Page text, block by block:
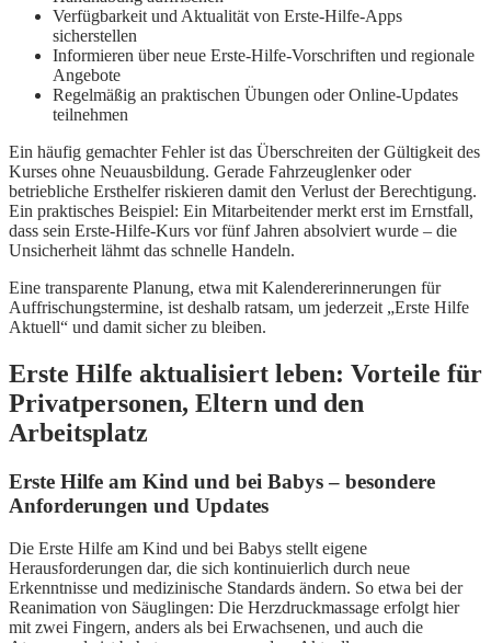
Verfügbarkeit und Aktualität von Erste-Hilfe-Apps
sicherstellen
Informieren über neue Erste-Hilfe-Vorschriften und regionale
Angebote
Regelmäßig an praktischen Übungen oder Online-Updates
teilnehmen
Ein häufig gemachter Fehler ist das Überschreiten der Gültigkeit des
Kurses ohne Neuausbildung. Gerade Fahrzeuglenker oder
betriebliche Ersthelfer riskieren damit den Verlust der Berechtigung.
Ein praktisches Beispiel: Ein Mitarbeitender merkt erst im Ernstfall,
dass sein Erste-Hilfe-Kurs vor fünf Jahren absolviert wurde – die
Unsicherheit lähmt das schnelle Handeln.
Eine transparente Planung, etwa mit Kalendererinnerungen für
Auffrischungstermine, ist deshalb ratsam, um jederzeit „Erste Hilfe
Aktuell“ und damit sicher zu bleiben.
Erste Hilfe aktualisiert leben: Vorteile für
Privatpersonen, Eltern und den
Arbeitsplatz
Erste Hilfe am Kind und bei Babys – besondere
Anforderungen und Updates
Die Erste Hilfe am Kind und bei Babys stellt eigene
Herausforderungen dar, die sich kontinuierlich durch neue
Erkenntnisse und medizinische Standards ändern. So etwa bei der
Reanimation von Säuglingen: Die Herzdruckmassage erfolgt hier
mit zwei Fingern, anders als bei Erwachsenen, und auch die